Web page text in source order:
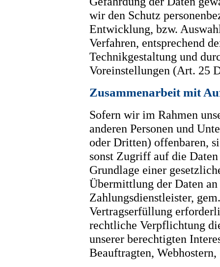
wir den Schutz
Entwicklung, bzw.
Verfahren, entsprechend
Technikgestaltung und
Voreinstellungen (Art. 25
Zusammenarbeit mit
Sofern wir im Rahmen
anderen Personen und
oder Dritten) offenbaren,
sonst Zugriff auf die
Grundlage einer
Übermittlung der Daten
Zahlungsdienstleister,
Vertragserfüllung
rechtliche Verpflichtung
unserer berechtigten
Beauftragten, Webhostern,